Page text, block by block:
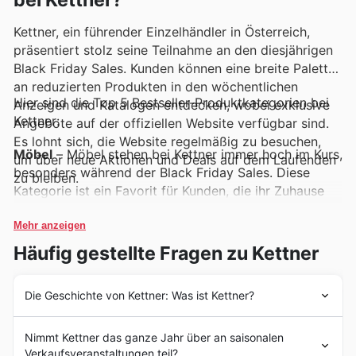
Kettner, ein führender Einzelhändler in Österreich,
präsentiert stolz seine Teilnahme an den diesjährigen
Black Friday Sales. Kunden können eine breite Palette
an reduzierten Produkten in den wöchentlichen
Anzeigen und Katalogen entdecken, wobei exklusive
Angebote auf der offiziellen Website verfügbar sind.
Es lohnt sich, die Website regelmäßig zu besuchen,
um über neue Aktionen und Deals auf dem Laufenden
zu bleiben.
Hier sind die Top 5 Bestseller-Produktkategorien bei
Kettner:
Möbel– Möbel stehen bei Kettner immer hoch im Kurs,
besonders während der Black Friday Sales. Diese
Kategorie ist ein Favorit für Kunden, die ihr Zuhause
Kettner Deals hervorgehoben. Entdecken Sie
attraktive Angebote, die in den Kettner wöchentlichen
Anzeigen und Katalogen zu finden sind.
Haushaltswaren– Von praktischen Küchenhelfern bis
hin zu stilvollen Dekorationen – Haushaltswaren sind
äußerst beliebt. Während der Kettner Black Friday
Sales sind diese Artikel oft stark rabattiert, was sie zu
Mehr anzeigen
Häufig gestellte Fragen zu Kettner
Die Geschichte von Kettner: Was ist Kettner?
Geschichte in Österreich zurück, die von einem tiefen
Nimmt Kettner das ganze Jahr über an saisonalen
Verkaufsveranstaltungen teil?